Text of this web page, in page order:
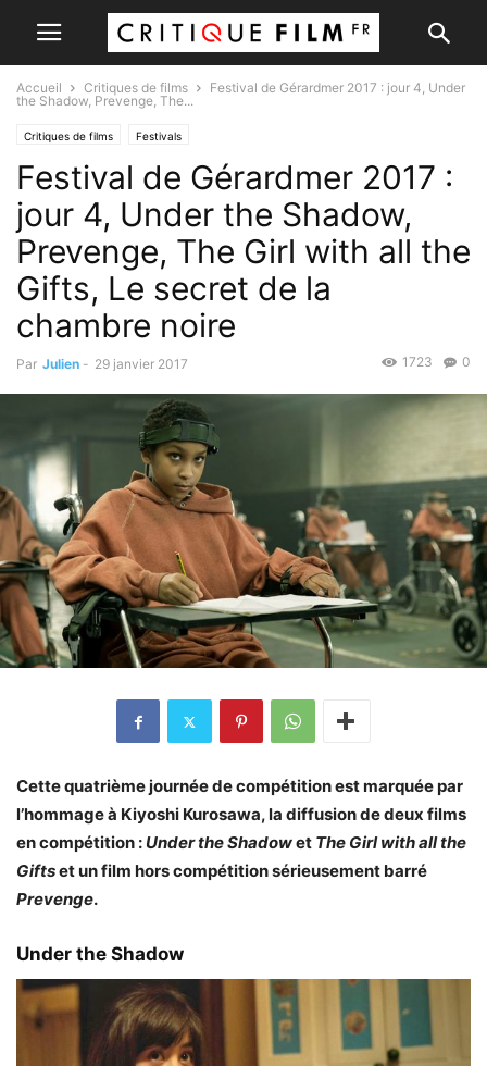
Accueil Critiques de films
Festival de Gérardmer 2017 : jour 4, Under
the Shadow, Prevenge, The...
Critiques de films Festivals
Festival de Gérardmer 2017 :
jour 4, Under the Shadow,
Prevenge, The Girl with all the
Gifts, Le secret de la
chambre noire
Par Julien - 29 janvier 2017 0
1723
Cette quatrième journée de compétition est marquée par
l’hommage à Kiyoshi Kurosawa, la diffusion de deux films
en compétition : Under the Shadowet The Girl with all the
Giftset un film hors compétition sérieusement barré
Prevenge.
Under the Shadow